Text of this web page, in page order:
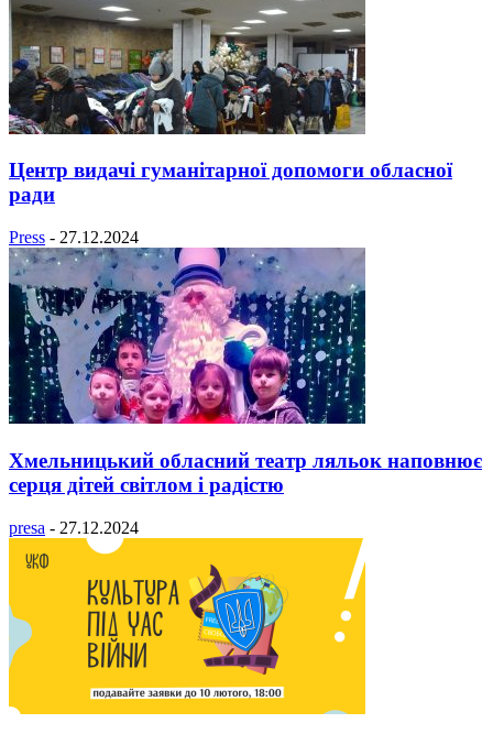
Центр видачі гуманітарної допомоги обласної
ради
Press - 27.12.2024
Хмельницький обласний театр ляльок наповнює
серця дітей світлом і радістю
presa - 27.12.2024